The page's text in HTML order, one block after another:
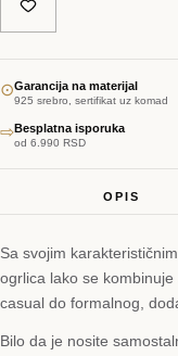
⊙Garancija na materijal
925 srebro, sertifikat uz komad
⇨Besplatna isporuka
od 6.990 RSD
OPIS
Sa svojim
ogrlica lako se
casual do formalnog,
Bilo da je nosite